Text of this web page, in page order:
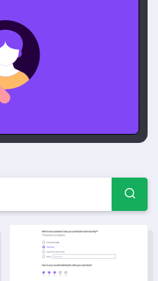
사 템플릿, 예
설문조사 템플릿